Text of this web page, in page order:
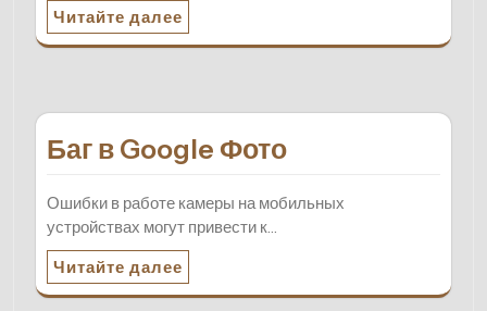
Читайте далее
Баг в Google Фото
Ошибки в работе камеры на мобильных
устройствах могут привести к…
Читайте далее